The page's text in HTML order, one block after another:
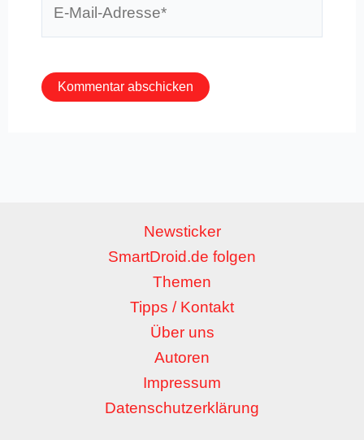
Newsticker
SmartDroid.de folgen
Themen
Tipps / Kontakt
Über uns
Autoren
Impressum
Datenschutzerklärung